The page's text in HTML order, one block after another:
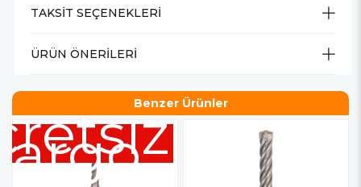
TAKSIT SEÇENEKLERI
ÜRÜN ÖNERILERI
Benzer Ürünler